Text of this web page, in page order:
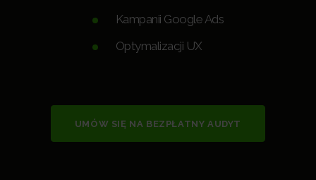
Kampanii Google Ads
Optymalizacji UX
UMÓW SIĘ NA BEZPŁATNY AUDYT